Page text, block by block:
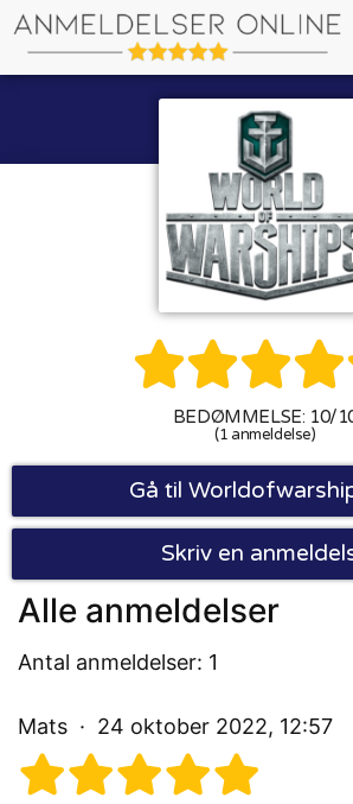

BEDØMMELSE: 10/
(1 anmeldelse)
Gå til
Skriv en
Alle anmeldelser
Antal anmeldelser: 1
Mats 24 oktober 2022, 12:57